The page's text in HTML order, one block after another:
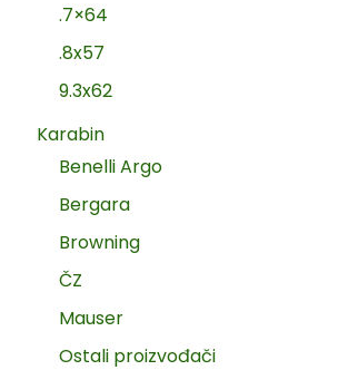
.7×64
.8x57
9.3x62
Karabin
Benelli Argo
Bergara
Browning
ČZ
Mauser
Ostali proizvođači